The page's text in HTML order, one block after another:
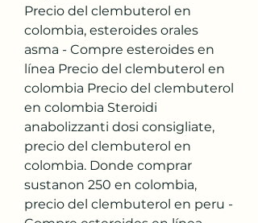
Precio del clembuterol en
colombia, esteroides orales
asma - Compre esteroides en
línea Precio del clembuterol en
colombia Precio del clembuterol
en colombia Steroidi
anabolizzanti dosi consigliate,
precio del clembuterol en
colombia. Donde comprar
sustanon 250 en colombia,
precio del clembuterol en peru -